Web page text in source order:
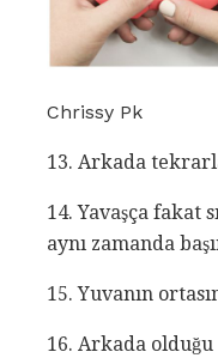
Chrissy Pk
13. Arkada
14. Yavaşça fakat
aynı zamanda
15. Yuvanın
16. Arkada